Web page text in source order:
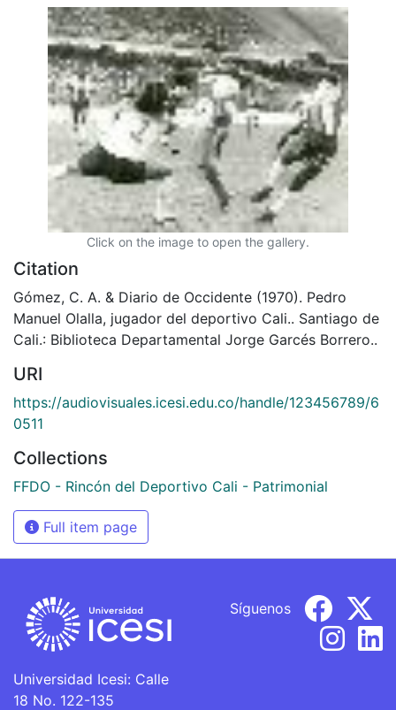
Click on the image to open the gallery.
Citation
Gómez, C. A. & Diario de Occidente (1970). Pedro
Manuel Olalla, jugador del deportivo Cali.. Santiago de
Cali.: Biblioteca Departamental Jorge Garcés Borrero..
URI
https://audiovisuales.icesi.edu.co/handle/123456789/6
0511
Collections
FFDO - Rincón del Deportivo Cali - Patrimonial
Full item page
Universidad Icesi: Calle
18 No. 122-135
Síguenos